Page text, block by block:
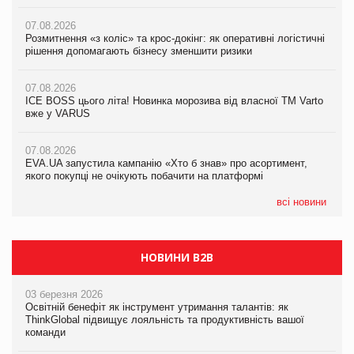
07.08.2026
Розмитнення «з коліс» та крос-докінг: як оперативні логістичні
рішення допомагають бізнесу зменшити ризики
07.08.2026
ICE BOSS цього літа! Новинка морозива від власної ТМ Varto
вже у VARUS
07.08.2026
EVA.UA запустила кампанію «Хто б знав» про асортимент,
якого покупці не очікують побачити на платформі
всі новини
07.08.2026
Розмитнення «з коліс» та крос-докінг: як оперативні логістичні
рішення допомагають бізнесу зменшити ризики
07.08.2026
ICE BOSS цього літа! Новинка морозива від власної ТМ Varto
вже у VARUS
07.08.2026
EVA.UA запустила кампанію «Хто б знав» про асортимент,
якого покупці не очікують побачити на платформі
07.08.2026
Kraft Heinz скоротила збиток у першому півріччі
Продажі Hugo Boss впали на 9%
НОВИНИ B2B
03 березня 2026
Освітній бенефіт як інструмент утримання талантів: як
ThinkGlobal підвищує лояльність та продуктивність вашої
команди